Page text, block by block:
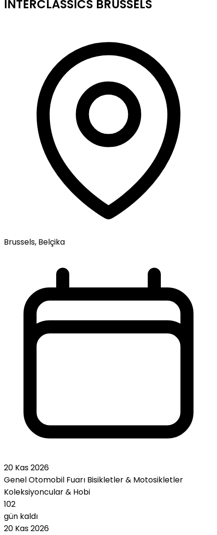
INTERCLASSICS BRUSSELS
Brussels, Belçika
20 Kas 2026
Genel Otomobil Fuarı Bisikletler & Motosikletler
Koleksiyoncular & Hobi
102
gün kaldı
20 Kas 2026